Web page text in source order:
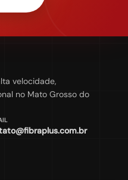
velocidade,
no Mato Grosso do